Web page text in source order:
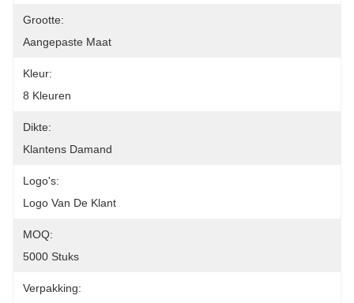
Grootte:
Aangepaste Maat
Kleur:
8 Kleuren
Dikte:
Klantens Damand
Logo's:
Logo Van De Klant
MOQ:
5000 Stuks
Verpakking: